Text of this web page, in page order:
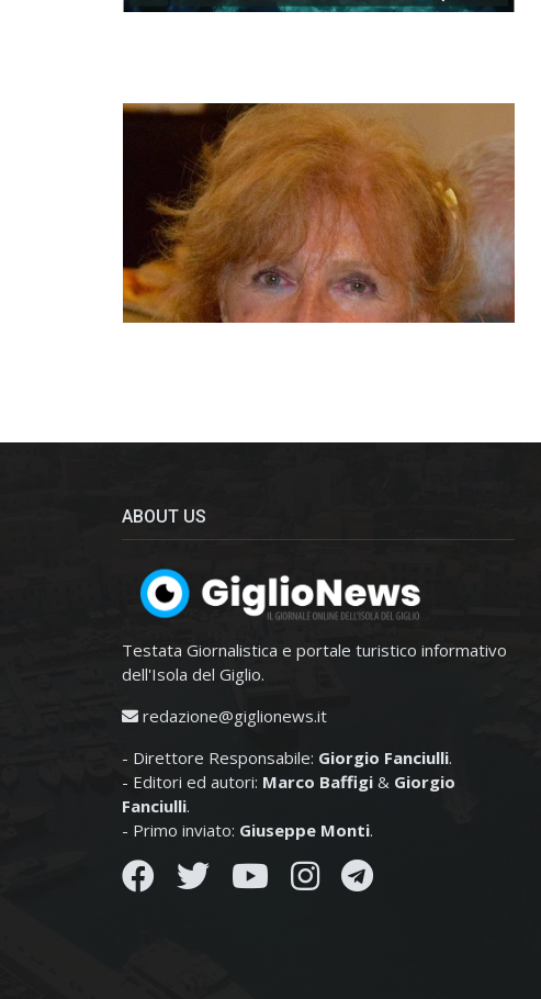
ABOUT US
Testata Giornalistica e portale turistico informativo
dell'Isola del Giglio.
redazione@giglionews.it
- Direttore Responsabile: Giorgio Fanciulli.
- Editori ed autori: Marco Baffigi & Giorgio
Fanciulli.
- Primo inviato: Giuseppe Monti.